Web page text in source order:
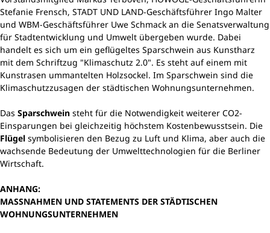
Stefanie Frensch, STADT UND LAND-Geschäftsführer Ingo Malter
und WBM-Geschäftsführer Uwe Schmack an die Senatsverwaltung
für Stadtentwicklung und Umwelt übergeben wurde. Dabei
handelt es sich um ein geflügeltes Sparschwein aus Kunstharz
mit dem Schriftzug "Klimaschutz 2.0". Es steht auf einem mit
Kunstrasen ummantelten Holzsockel. Im Sparschwein sind die
Klimaschutzzusagen der städtischen Wohnungsunternehmen.
Das Sparschwein steht für die Notwendigkeit weiterer CO2-
Einsparungen bei gleichzeitig höchstem Kostenbewusstsein. Die
Flügel symbolisieren den Bezug zu Luft und Klima, aber auch die
wachsende Bedeutung der Umwelttechnologien für die Berliner
Wirtschaft.
ANHANG:
MASSNAHMEN UND STATEMENTS DER STÄDTISCHEN
WOHNUNGSUNTERNEHMEN